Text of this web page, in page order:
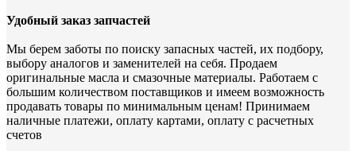
Удобный заказ запчастей
Мы берем заботы по поиску запасных частей, их подбору,
выбору аналогов и заменителей на себя. Продаем
оригинальные масла и смазочные материалы. Работаем с
большим количеством поставщиков и имеем возможность
продавать товары по минимальным ценам! Принимаем
наличные платежи, оплату картами, оплату с расчетных
счетов